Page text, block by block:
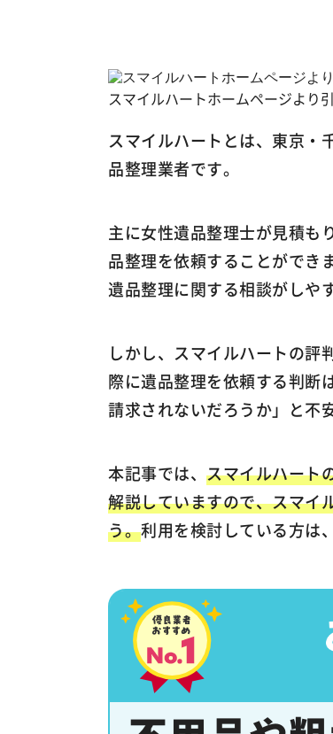
スマイルハートホームページより
スマイルハートとは、東京・
品整理業者です。
主に女性遺品整理士が見積も
品整理を依頼することができ
遺品整理に関する相談がしや
しかし、スマイルハートの評
際に遺品整理を依頼する判断
請求されないだろうか」と不
本記事では、スマイルハート
解説していますので、スマイ
う。利用を検討している方は